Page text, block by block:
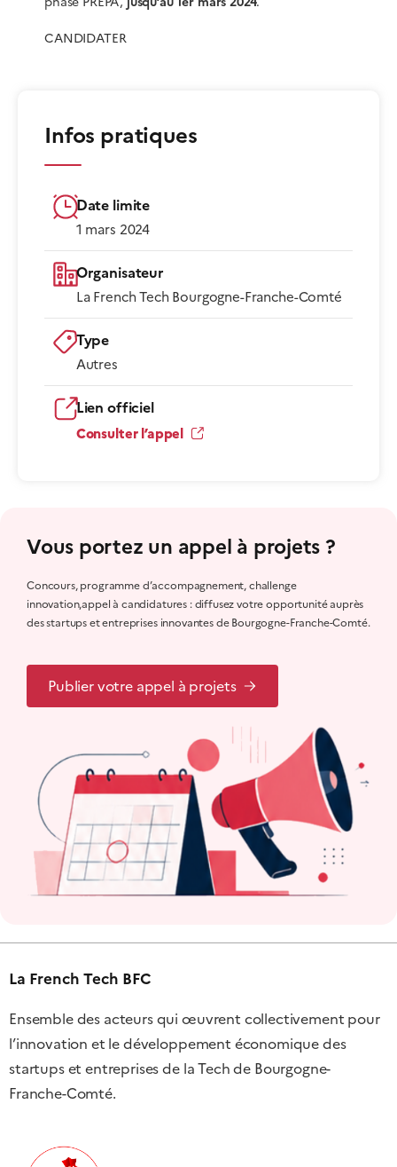
CANDIDATER
Infos pratiques
Date limite
1 mars 2024
Organisateur
La French Tech Bourgogne-Franche-Comté
Type
Autres
Lien officiel
Consulter l’appel
Vous portez un appel à projets ?
Concours, programme d’accompagnement, challenge
innovation,appel à candidatures : diffusez votre opportunité auprès
des startups et entreprises innovantes de Bourgogne-Franche-Comté.
Publier votre appel à projets
La French Tech BFC
Ensemble des acteurs qui œuvrent collectivement pour
l’innovation et le développement économique des
startups et entreprises de la Tech de Bourgogne-
Franche-Comté.